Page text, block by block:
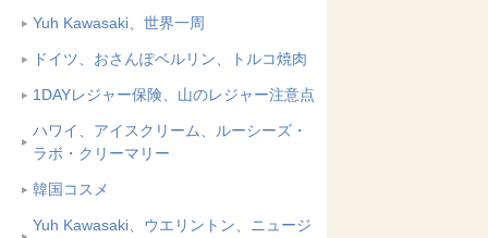
Yuh Kawasaki、世界一周
ドイツ、おさんぽベルリン、トルコ焼肉
1DAYレジャー保険、山のレジャー注意点
ハワイ、アイスクリーム、ルーシーズ・
ラボ・クリーマリー
韓国コスメ
Yuh Kawasaki、ウエリントン、ニュージ